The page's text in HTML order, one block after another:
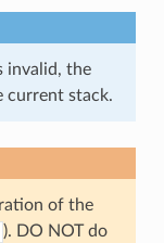
invalid, the
current stack.
of the
). DO NOT do